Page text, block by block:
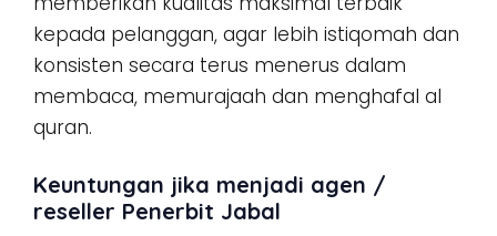
kepada pelanggan, agar lebih istiqomah dan
konsisten secara terus menerus dalam
membaca, memurajaah dan menghafal al
quran.
Keuntungan jika menjadi agen /
reseller Penerbit Jabal